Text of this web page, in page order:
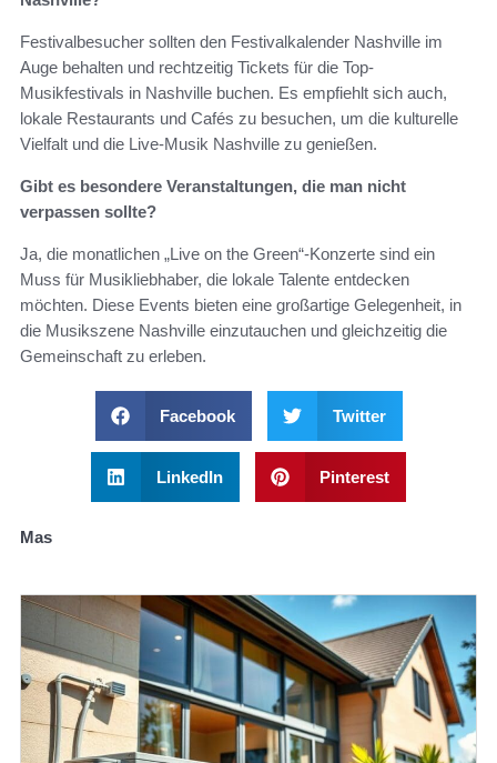
Festivalbesucher sollten den Festivalkalender Nashville im
Auge behalten und rechtzeitig Tickets für die Top-
Musikfestivals in Nashville buchen. Es empfiehlt sich auch,
lokale Restaurants und Cafés zu besuchen, um die kulturelle
Vielfalt und die Live-Musik Nashville zu genießen.
Gibt es besondere Veranstaltungen, die man nicht
verpassen sollte?
Ja, die monatlichen „Live on the Green“-Konzerte sind ein
Muss für Musikliebhaber, die lokale Talente entdecken
möchten. Diese Events bieten eine großartige Gelegenheit, in
die Musikszene Nashville einzutauchen und gleichzeitig die
Gemeinschaft zu erleben.
Facebook Twitter
LinkedIn Pinterest
Mas